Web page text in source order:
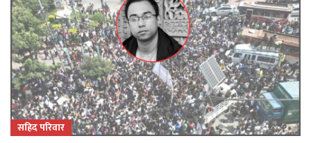
सहिद परिवार